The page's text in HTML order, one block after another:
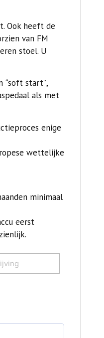
Ook heeft de
van FM
stoel. U
“soft start”,
als met
enige
wettelijke
minimaal
eerst